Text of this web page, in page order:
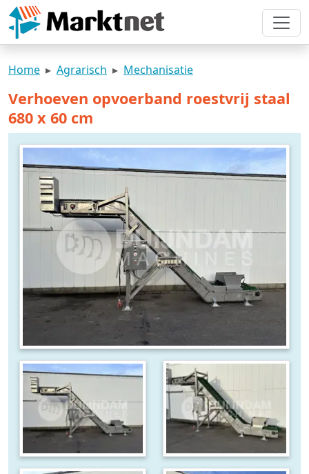
Home Agrarisch Mechanisatie
Verhoeven opvoerband roestvrij staal
680 x 60 cm